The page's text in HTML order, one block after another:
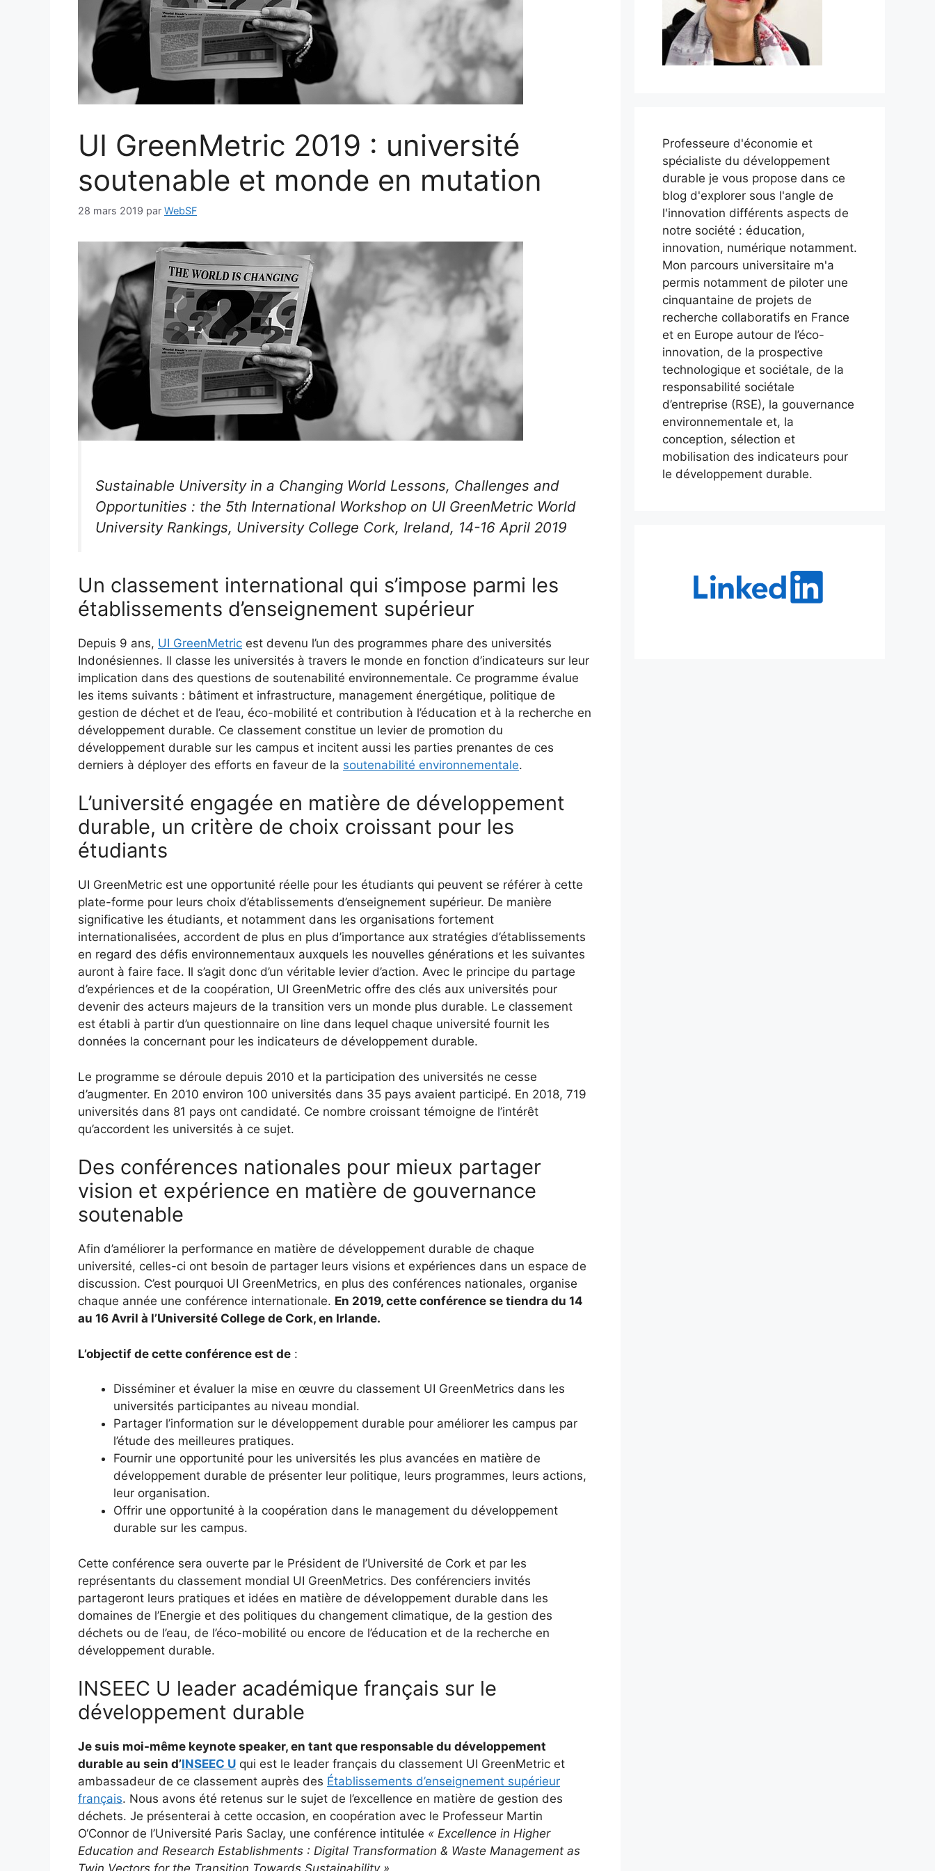
UI GreenMetric 2019 : université
soutenable et monde en mutation
28 mars 2019 par WebSF
Sustainable University in a Changing World Lessons, Challenges and
Opportunities : the 5th International Workshop on UI GreenMetric World
University Rankings, University College Cork, Ireland, 14-16 April 2019
Un classement international qui s’impose parmi les
établissements d’enseignement supérieur
Depuis 9 ans, UI GreenMetric est devenu l’un des programmes phare des universités
Indonésiennes. Il classe les universités à travers le monde en fonction d’indicateurs sur leur
implication dans des questions de soutenabilité environnementale. Ce programme évalue
les items suivants : bâtiment et infrastructure, management énergétique, politique de
gestion de déchet et de l’eau, éco-mobilité et contribution à l’éducation et à la recherche en
développement durable. Ce classement constitue un levier de promotion du
développement durable sur les campus et incitent aussi les parties prenantes de ces
derniers à déployer des efforts en faveur de la soutenabilité environnementale.
L’université engagée en matière de développement
durable, un critère de choix croissant pour les
étudiants
UI GreenMetric est une opportunité réelle pour les étudiants qui peuvent se référer à cette
plate-forme pour leurs choix d’établissements d’enseignement supérieur. De manière
significative les étudiants, et notamment dans les organisations fortement
internationalisées, accordent de plus en plus d’importance aux stratégies d’établissements
en regard des défis environnementaux auxquels les nouvelles générations et les suivantes
auront à faire face. Il s’agit donc d’un véritable levier d’action. Avec le principe du partage
d’expériences et de la coopération, UI GreenMetric offre des clés aux universités pour
devenir des acteurs majeurs de la transition vers un monde plus durable. Le classement
est établi à partir d’un questionnaire on line dans lequel chaque université fournit les
données la concernant pour les indicateurs de développement durable.
Le programme se déroule depuis 2010 et la participation des universités ne cesse
d’augmenter. En 2010 environ 100 universités dans 35 pays avaient participé. En 2018, 719
universités dans 81 pays ont candidaté. Ce nombre croissant témoigne de l’intérêt
qu’accordent les universités à ce sujet.
Des conférences nationales pour mieux partager
vision et expérience en matière de gouvernance
soutenable
Afin d’améliorer la performance en matière de développement durable de chaque
université, celles-ci ont besoin de partager leurs visions et expériences dans un espace de
discussion. C’est pourquoi UI GreenMetrics, en plus des conférences nationales, organise
chaque année une conférence internationale. En 2019, cette conférence se tiendra du 14
au 16 Avril à l’Université College de Cork, en Irlande.
L’objectif de cette conférence est de :
Disséminer et évaluer la mise en œuvre du classement UI GreenMetrics dans les
universités participantes au niveau mondial.
Partager l’information sur le développement durable pour améliorer les campus par
l’étude des meilleures pratiques.
Fournir une opportunité pour les universités les plus avancées en matière de
développement durable de présenter leur politique, leurs programmes, leurs actions,
leur organisation.
Offrir une opportunité à la coopération dans le management du développement
durable sur les campus.
Cette conférence sera ouverte par le Président de l’Université de Cork et par les
représentants du classement mondial UI GreenMetrics. Des conférenciers invités
partageront leurs pratiques et idées en matière de développement durable dans les
domaines de l’Energie et des politiques du changement climatique, de la gestion des
déchets ou de l’eau, de l’éco-mobilité ou encore de l’éducation et de la recherche en
développement durable.
INSEEC U leader académique français sur le
développement durable
Je suis moi-même keynote speaker, en tant que responsable du développement
durable au sein d’INSEEC U qui est le leader français du classement UI GreenMetric et
ambassadeur de ce classement auprès des Établissements d’enseignement supérieur
français. Nous avons été retenus sur le sujet de l’excellence en matière de gestion des
déchets. Je présenterai à cette occasion, en coopération avec le Professeur Martin
O‘Connor de l’Université Paris Saclay, une conférence intitulée « Excellence in Higher
Education and Research Establishments : Digital Transformation & Waste Management as
Professeure d'économie et
spécialiste du développement
durable je vous propose dans ce
blog d'explorer sous l'angle de
l'innovation différents aspects de
notre société : éducation,
innovation, numérique notamment.
Mon parcours universitaire m'a
permis notamment de piloter une
cinquantaine de projets de
recherche collaboratifs en France
et en Europe autour de l’éco-
innovation, de la prospective
technologique et sociétale, de la
responsabilité sociétale
d’entreprise (RSE), la gouvernance
environnementale et, la
conception, sélection et
mobilisation des indicateurs pour
le développement durable.